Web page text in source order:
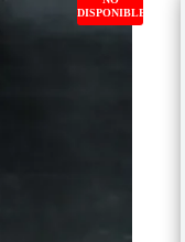
DISPONIBLE